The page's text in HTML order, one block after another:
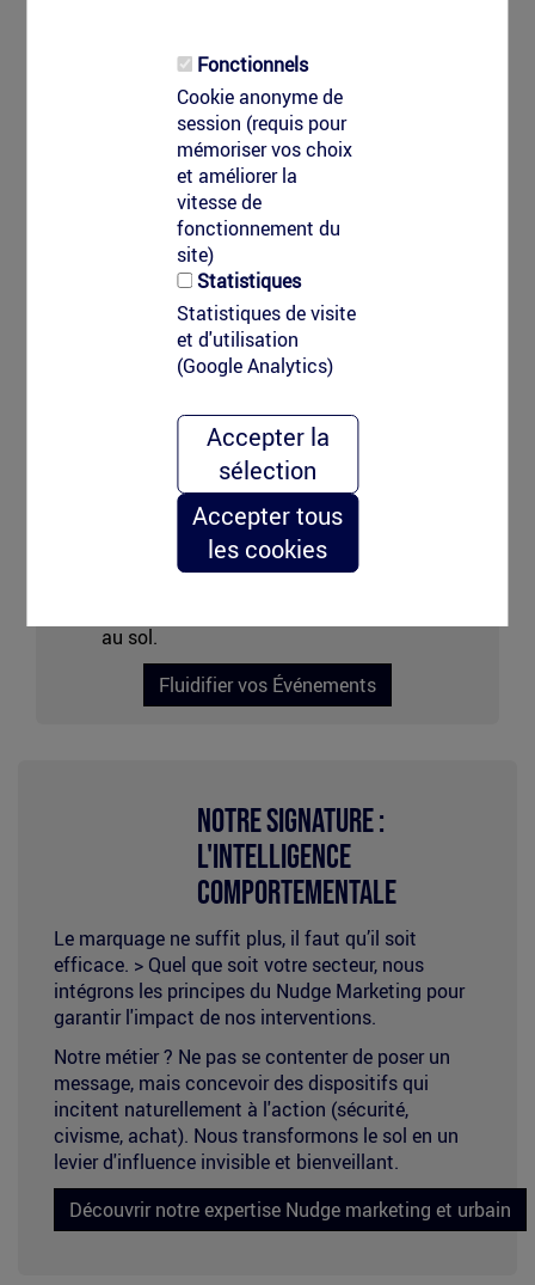
Fonctionnels
Cookie anonyme de
session (requis pour
mémoriser vos choix
et améliorer la
vitesse de
fonctionnement du
site)
Statistiques
Statistiques de visite
et d'utilisation
(Google Analytics)
Accepter la
sélection
Accepter tous
les cookies
parcours de santé, incitation à la mobilité
En savoir plus sur le Design Actif
Marquage
événementiel
Événementiel & Lieux de Flux
Optimisez le parcours de vos participants :
utilisez l'intelligence comportementale pour
guider les foules de manière fluide et instinctive,
sans encombrer votre scénographie.
Objectif : Expérience utilisateur et sécurité.
au sol.
Fluidifier vos Événements
Notre Signature :
L'Intelligence
Comportementale
Le marquage ne suffit plus, il faut qu’il soit
efficace. > Quel que soit votre secteur, nous
intégrons les principes du Nudge Marketing pour
garantir l'impact de nos interventions.
Notre métier ? Ne pas se contenter de poser un
message, mais concevoir des dispositifs qui
incitent naturellement à l'action (sécurité,
civisme, achat). Nous transformons le sol en un
levier d'influence invisible et bienveillant.
Découvrir notre expertise Nudge marketing et urbain